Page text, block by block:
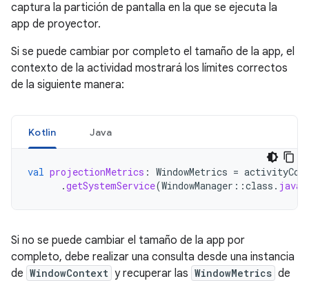
captura la partición de pantalla en la que se ejecuta la
app de proyector.
Si se puede cambiar por completo el tamaño de la app, el
contexto de la actividad mostrará los límites correctos
de la siguiente manera:
Kotlin Java
val projectionMetrics : WindowMetrics =
.getSystemService(WindowManager ::class . java
Si no se puede cambiar el tamaño de la app por
completo, debe realizar una consulta desde una instancia
de WindowContext y recuperar las WindowMetrics de